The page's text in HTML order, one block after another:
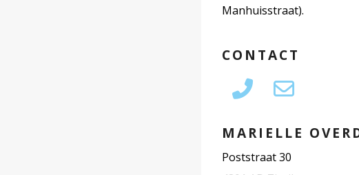
Manhuisstraat).
CONTACT
MARIELLE
Poststraat 30